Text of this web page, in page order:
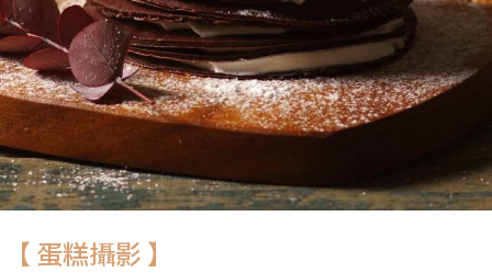
【 蛋糕攝影 】